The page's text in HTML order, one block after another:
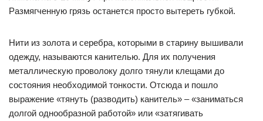
Размягченную грязь останется просто вытереть губкой.
Нити из золота и серебра, которыми в старину вышивали
одежду, называются канителью. Для их получения
металлическую проволоку долго тянули клещами до
состояния необходимой тонкости. Отсюда и пошло
выражение «тянуть (разводить) канитель» – «заниматься
долгой однообразной работой» или «затягивать